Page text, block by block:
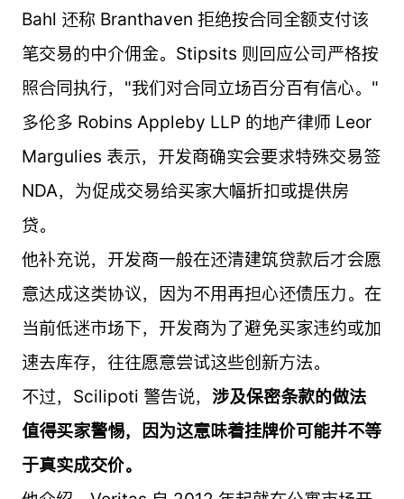
Bahl 还称 Branthaven 拒绝按合同全额支付该
笔交易的中介佣金。Stipsits 则回应公司严格按
照合同执行，"我们对合同立场百分百有信心。"
多伦多 Robins Appleby LLP 的地产律师 Leor
Margulies 表示，开发商确实会要求特殊交易签
NDA，为促成交易给买家大幅折扣或提供房
贷。
他补充说，开发商一般在还清建筑贷款后才会愿
意达成这类协议，因为不用再担心还债压力。在
当前低迷市场下，开发商为了避免买家违约或加
速去库存，往往愿意尝试这些创新方法。
不过，Scilipoti 警告说， 涉及保密条款的做法
值得买家警惕，因为这意味着挂牌价可能并不等
于真实成交价。